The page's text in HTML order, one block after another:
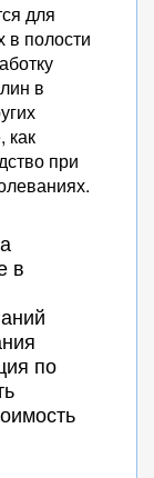
для
в полости
в
как
при
в
по